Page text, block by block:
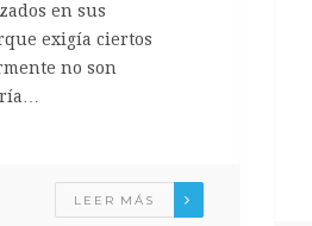
en sus
exigía ciertos
no son
LEER MÁS